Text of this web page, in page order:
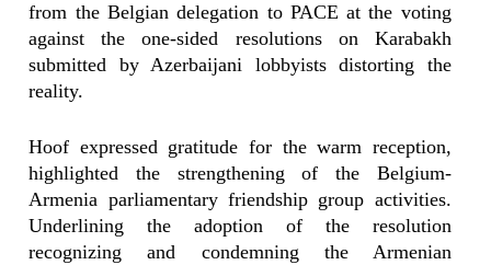
from the Belgian delegation to PACE at the voting
against the one-sided resolutions on Karabakh
submitted by Azerbaijani lobbyists distorting the
reality.
Hoof expressed gratitude for the warm reception,
highlighted the strengthening of the Belgium-
Armenia parliamentary friendship group activities.
Underlining the adoption of the resolution
recognizing and condemning the Armenian